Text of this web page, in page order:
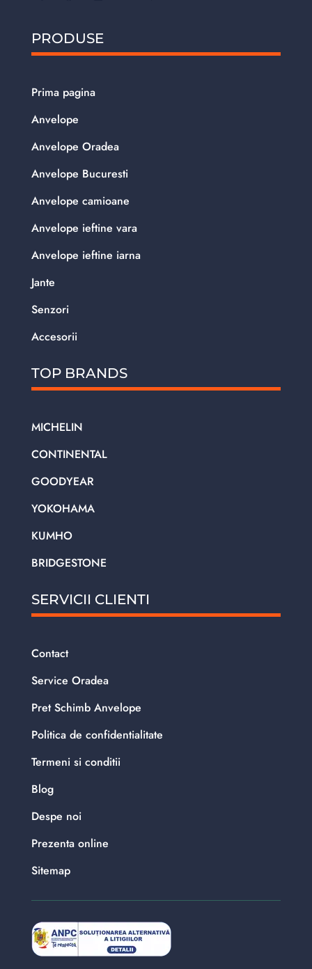
PRODUSE
Prima pagina
Anvelope
Anvelope Oradea
Anvelope Bucuresti
Anvelope camioane
Anvelope ieftine vara
Anvelope ieftine iarna
Jante
Senzori
Accesorii
TOP BRANDS
MICHELIN
CONTINENTAL
GOODYEAR
YOKOHAMA
KUMHO
BRIDGESTONE
SERVICII CLIENTI
Contact
Service Oradea
Pret Schimb Anvelope
Politica de confidentialitate
Termeni si conditii
Blog
Despe noi
Prezenta online
Sitemap